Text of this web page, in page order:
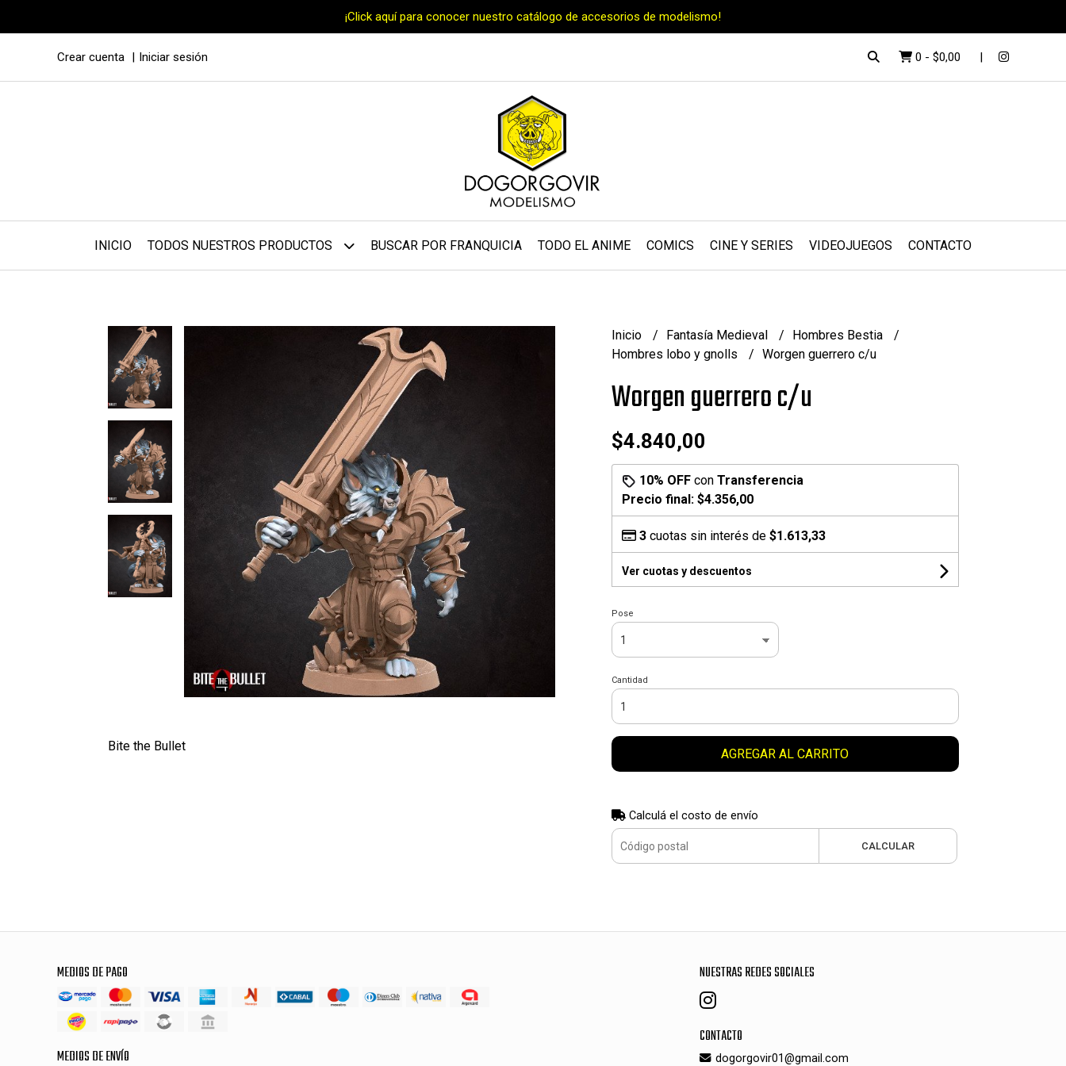
¡Click aquí para conocer nuestro catálogo de accesorios de modelismo!
Crear cuenta Iniciar sesión 0 - $0,00
INICIO TODOS NUESTROS PRODUCTOS BUSCAR POR FRANQUICIA TODO EL ANIME COMICS CINE Y SERIES VIDEOJUEGOS CONTACTO
Bite the Bullet
Inicio Fantasía Medieval
Hombres Bestia
Hombres lobo y gnolls
Worgen guerrero c/u
Worgen guerrero c/u
$4.840,00
10% OFFcon Transferencia
Precio final: $4.356,00
3cuotas sin interés de $1.613,33
Ver cuotas y descuentos
Pose
Cantidad
AGREGAR AL CARRITO
Calculá el costo de envío
CALCULAR
MEDIOS DE PAGO
MEDIOS DE ENVÍO
NUESTRAS REDES SOCIALES
CONTACTO
dogorgovir01@gmail.com